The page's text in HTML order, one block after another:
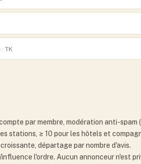
· TK
par membre, modération anti-spam
stations, ≥ 10 pour les hôtels et
départage par nombre d'avis.
l'ordre. Aucun annonceur n'est